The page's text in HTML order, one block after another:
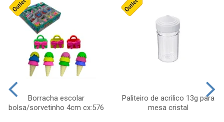
Borracha escolar
bolsa/sorvetinho 4cm cx:576
Paliteiro de acrilico 13g para
mesa cristal